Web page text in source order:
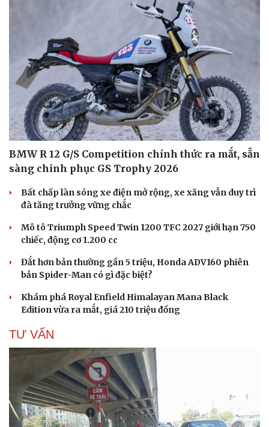
Cải chính
BMW R 12 G/S Competition chính thức ra mắt, sẵn
sàng chinh phục GS Trophy 2026
Bất chấp làn sóng xe điện mở rộng, xe xăng vẫn duy trì
đà tăng trưởng vững chắc
Mô tô Triumph Speed Twin 1200 TFC 2027 giới hạn 750
chiếc, động cơ 1.200 cc
Đắt hơn bản thường gần 5 triệu, Honda ADV160 phiên
bản Spider-Man có gì đặc biệt?
Khám phá Royal Enfield Himalayan Mana Black
Edition vừa ra mắt, giá 210 triệu đồng
TƯ VẤN